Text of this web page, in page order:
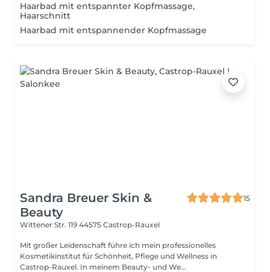
Haarbad mit entspannter Kopfmassage,
Haarschnitt
Haarbad mit entspannender Kopfmassage
Sandra Breuer Skin &
Beauty
15
Wittener Str. 119 44575 Castrop-Rauxel
Mit großer Leidenschaft führe ich mein professionelles
Kosmetikinstitut für Schönheit, Pflege und Wellness in
Castrop-Rauxel. In meinem Beauty- und We...